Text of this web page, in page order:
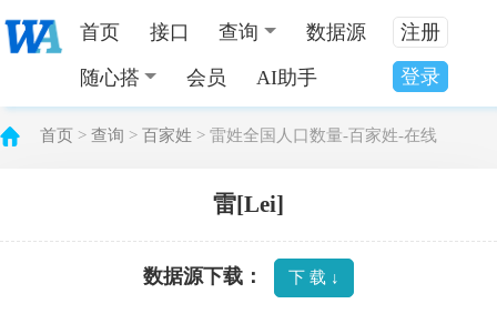
首页 接口 查询 数据源
随心搭 会员 AI助手
注册
登录
首页 > 查询 > 百家姓 > 雷姓全国人口数量-百家姓-在线
雷[Lei]
数据源下载： 下 载 ↓